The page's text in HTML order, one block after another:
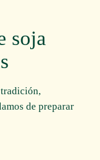
soja
de preparar